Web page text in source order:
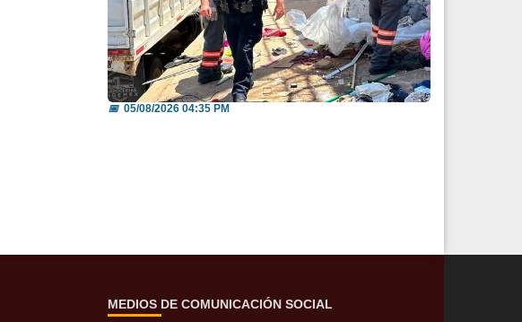
Invitan a reportar espacios públicos
invadidos a través...
📅05/08/2026 04:35 PM
MEDIOS DE COMUNICACIÓN SOCIAL